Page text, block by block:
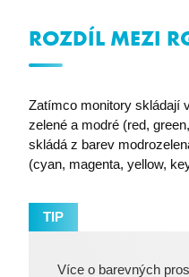
ROZDÍL MEZI
Zatímco monitory skládají
zelené a modré (red,
skládá z barev
(cyan, magenta, yellow,
TIP
Více o barevných